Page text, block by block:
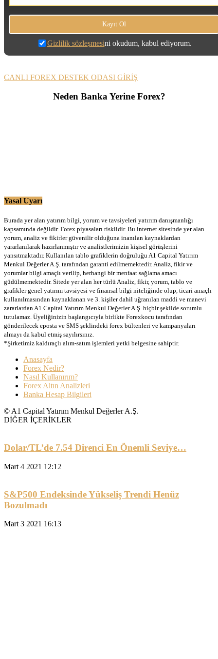
Gizlilik sözleşmesini okudum, kabul ediyorum.
CANLI FOREX DESTEK ODASI GİRİŞ
Neden Banka Yerine Forex?
Yasal Uyarı
Burada yer alan yatırım bilgi, yorum ve tavsiyeleri yatırım danışmanlığı
kapsamında değildir. Forex piyasaları risklidir. Bu internet sitesinde yer alan
yorum, analiz ve fikirler güvenilir olduğuna inanılan kaynaklardan
yararlanılarak hazırlanmıştır ve analistlerimizin kişisel görüşlerini
yansıtmaktadır. Kullanılan tablo grafiklerin doğruluğu A1 Capital Yatırım
Menkul Değerler A.Ş. tarafından garanti edilmemektedir. Analiz, fikir ve
yorumlar bilgi amaçlı verilip, herhangi bir menfaat sağlama amacı
güdülmemektedir. Sitede yer alan her türlü Analiz, fikir, yorum, tablo ve
grafikler genel yatırım tavsiyesi ve finansal bilgi niteliğinde olup, ticari amaçlı
kullanılmasından kaynaklanan ve 3. kişiler dahil uğranılan maddi ve manevi
zararlardan A1 Capital Yatırım Menkul Değerler A.Ş. hiçbir şekilde sorumlu
tutulamaz. Üyeliğinizin başlangıcıyla birlikte Forexkocu tarafından
gönderilecek eposta ve SMS şeklindeki forex bültenleri ve kampanyaları
almayı da kabul etmiş sayılırsınız.
*Şirketimiz kaldıraçlı alım-satım işlemleri yetki belgesine sahiptir.
Anasayfa
Forex Nedir?
Nasıl Kullanırım?
Forex Altın Analizleri
Banka Hesap Bilgileri
© A1 Capital Yatırım Menkul Değerler A.Ş.
DİĞER İÇERİKLER
Dolar/TL’de 7.54 Direnci En Önemli Seviye…
Mart 4 2021 12:12
S&P500 Endeksinde Yükseliş Trendi Henüz
Bozulmadı
Mart 3 2021 16:13